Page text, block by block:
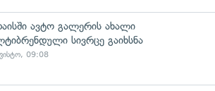
ავტო გალერის ახალი
სივრცე გაიხსნა
09:08